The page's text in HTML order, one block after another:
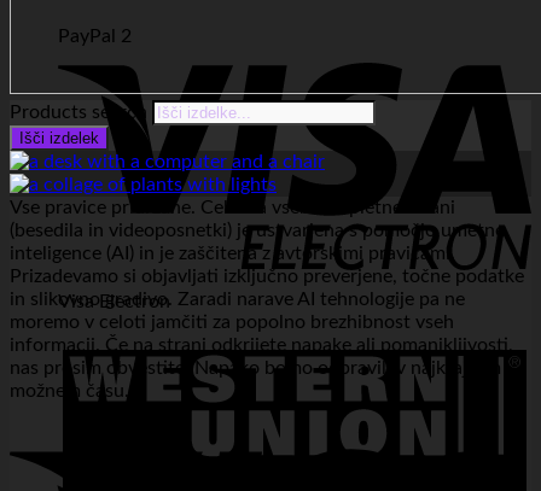
PayPal 2
Visa Electron
Products search
Išči izdelek
Vse pravice pridržane. Celotna vsebina spletne strani
(besedila in videoposnetki) je ustvarjena s pomočjo umetne
inteligence (AI) in je zaščitena z avtorskimi pravicami.
Prizadevamo si objavljati izključno preverjene, točne podatke
in slikovno gradivo. Zaradi narave AI tehnologije pa ne
moremo v celoti jamčiti za popolno brezhibnost vseh
informacij. Če na strani odkrijete napake ali pomanjkljivosti,
nas prosim obvestite. Napako bomo odpravili v najkrajšem
možnem času.